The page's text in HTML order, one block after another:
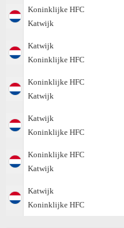
Koninklijke HFC
Katwijk
Katwijk
Koninklijke HFC
Koninklijke HFC
Katwijk
Katwijk
Koninklijke HFC
Koninklijke HFC
Katwijk
Katwijk
Koninklijke HFC